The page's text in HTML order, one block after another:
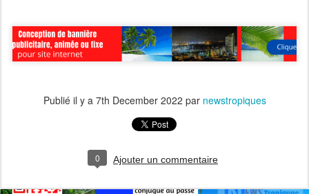
Publié il y a 7th December 2022 par newstropiques
0 Ajouter un commentaire